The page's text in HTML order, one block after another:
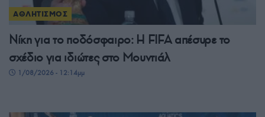
ΑΘΛΗΤΙΣΜΟΣ
Νίκη για το ποδόσφαιρο: Η FIFA απέσυρε το
σχέδιο για ιδιώτες στο Μουντιάλ
1/08/2026 - 12:14μμ